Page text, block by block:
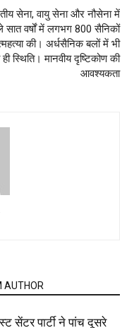
सेना, वायु सेना और नौसेना में
सात वर्षों में लगभग 800 सैनिकों
की। अर्धसैनिक बलों में भी
ही स्थिति। मानवीय दृष्टिकोण की
आवश्यकता
AUTHOR
सेंटर पार्टी ने पांच दूसरे